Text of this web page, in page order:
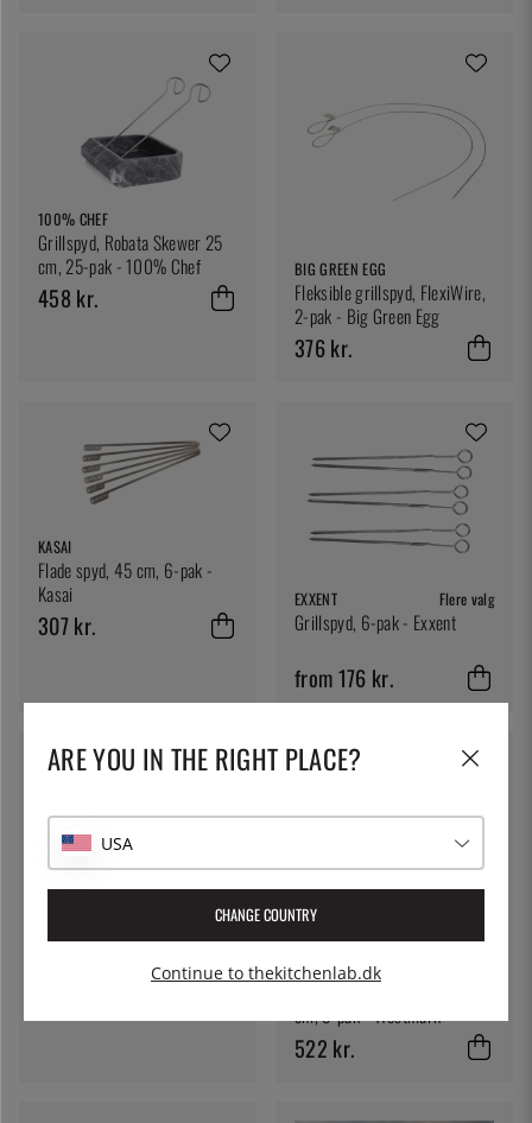
100% CHEF
Grillspyd, Robata Skewer 25
cm, 25-pak - 100% Chef
458 kr.
BIG GREEN EGG
Fleksible grillspyd, FlexiWire,
2-pak - Big Green Egg
376 kr.
KASAI
Flade spyd, 45 cm, 6-pak -
Kasai
307 kr.
EXXENT Flere valg
Grillspyd, 6-pak - Exxent
from 176 kr.
Grillspyd, Robata Skewer 20
cm, 25-pak - 100% Chef
WESTMARK
cm, 3-pak - Westmark
522 kr.
ARE YOU IN THE RIGHT PLACE?
USA
CHANGE COUNTRY
Continue to thekitchenlab.dk